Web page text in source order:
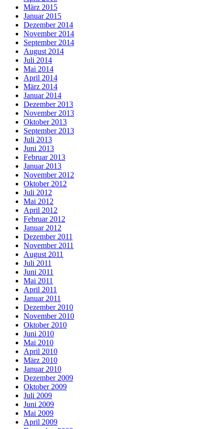
März 2015
Januar 2015
Dezember 2014
November 2014
September 2014
August 2014
Juli 2014
Mai 2014
April 2014
März 2014
Januar 2014
Dezember 2013
November 2013
Oktober 2013
September 2013
Juli 2013
Juni 2013
Februar 2013
Januar 2013
November 2012
Oktober 2012
Juli 2012
Mai 2012
April 2012
Februar 2012
Januar 2012
Dezember 2011
November 2011
August 2011
Juli 2011
Juni 2011
Mai 2011
April 2011
Januar 2011
Dezember 2010
November 2010
Oktober 2010
Juni 2010
Mai 2010
April 2010
März 2010
Januar 2010
Dezember 2009
Oktober 2009
Juli 2009
Juni 2009
Mai 2009
April 2009